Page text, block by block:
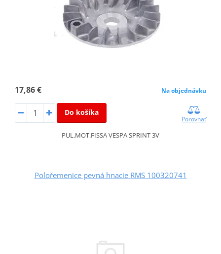
17,86 € Na objednávku
Do košíka
Porovnať
PUL.MOT.FISSA VESPA SPRINT 3V
Polořemenice pevná hnacie RMS 100320741